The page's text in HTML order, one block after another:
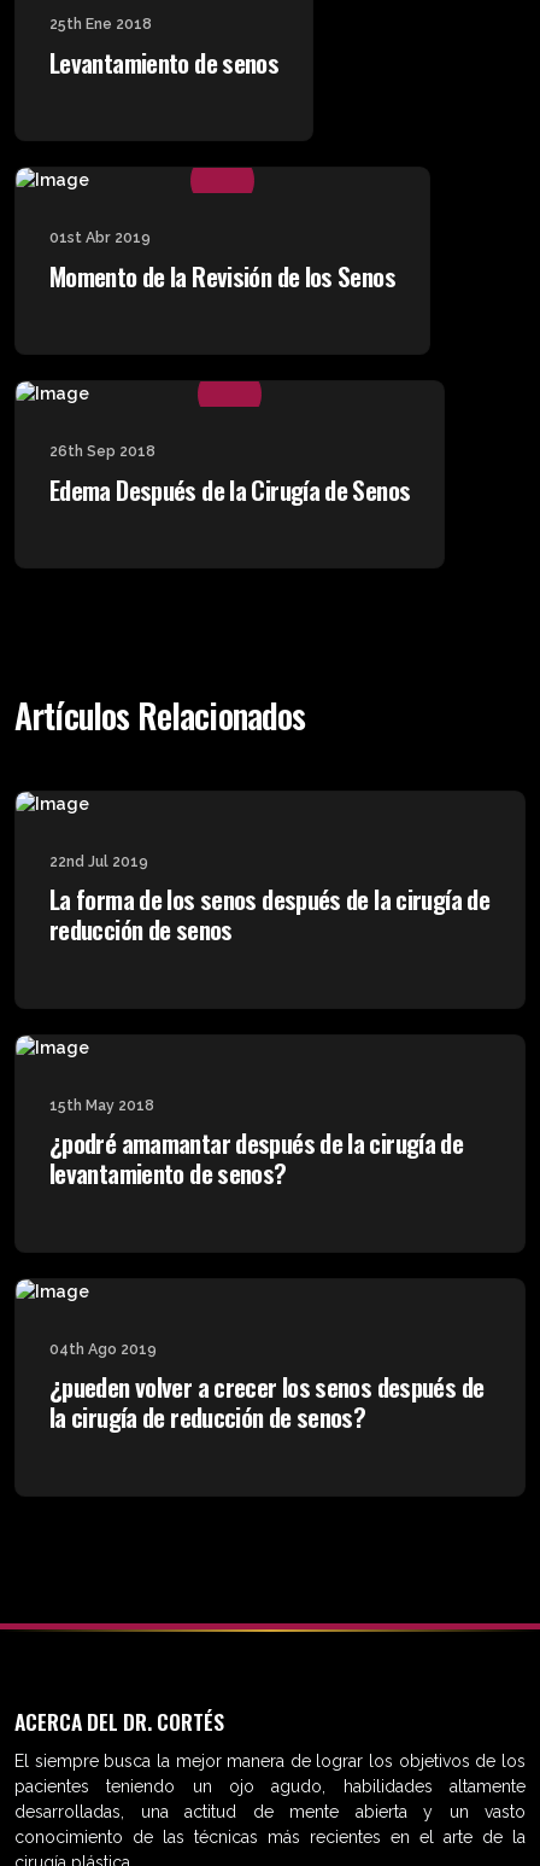
25th Ene 2018
Levantamiento de senos
01st Abr 2019
Momento de la Revisión de los Senos
26th Sep 2018
Edema Después de la Cirugía de Senos
Artículos Relacionados
22nd Jul 2019
La forma de los senos después de la cirugía de
reducción de senos
15th May 2018
¿podré amamantar después de la cirugía de
levantamiento de senos?
04th Ago 2019
¿pueden volver a crecer los senos después de
la cirugía de reducción de senos?
ACERCA DEL DR. CORTÉS
El siempre busca la mejor manera de lograr los objetivos de los
pacientes teniendo un ojo agudo, habilidades altamente
desarrolladas, una actitud de mente abierta y un vasto
conocimiento de las técnicas más recientes en el arte de la